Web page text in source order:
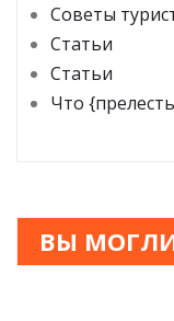
Советы
Статьи
Статьи
Что
ВЫ